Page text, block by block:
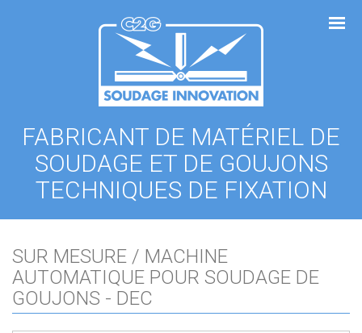
FABRICANT DE MATÉRIEL DE
SOUDAGE ET DE GOUJONS
TECHNIQUES DE FIXATION
SUR MESURE / MACHINE
AUTOMATIQUE POUR SOUDAGE DE
GOUJONS - DEC